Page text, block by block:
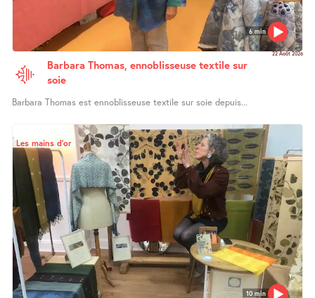
6 min
22 Août 2026
Barbara Thomas, ennoblisseuse textile sur
soie
Barbara Thomas est ennoblisseuse textile sur soie depuis...
10 min
Les mains d’or